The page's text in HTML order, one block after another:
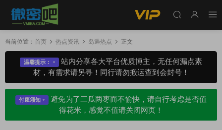
当前位置： 首页 热点资讯 岛遇热点 正文
温馨提示：
站内分享各大平台优质博主，无任何漏点素
材，有需求请另寻！同行请勿搬运查到会封号！
付废须知
避免为了三瓜两枣而不愉快，请自行考虑是否值
得花米，感觉不值请关闭网页！